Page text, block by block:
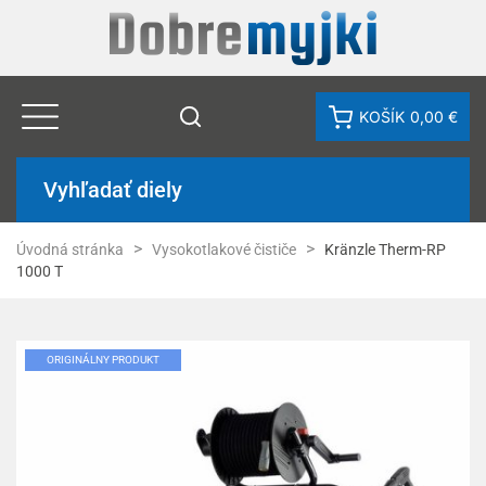
KOŠÍK 0,00 €
Vyhľadať diely
Úvodná stránka Vysokotlakové čističe
Kränzle Therm-RP
1000 T
ORIGINÁLNY PRODUKT